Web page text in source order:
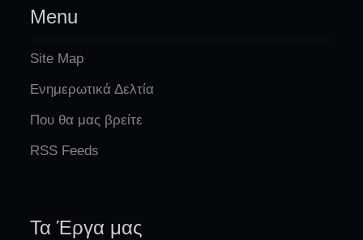
Menu
Site Map
Ενημερωτικά Δελτία
Που θα μας βρείτε
RSS Feeds
Τα Έργα μας